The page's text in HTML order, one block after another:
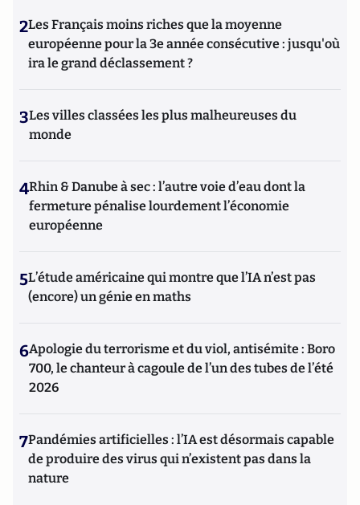
2Les Français moins riches que la moyenne
européenne pour la 3e année consécutive : jusqu'où
ira le grand déclassement ?
3Les villes classées les plus malheureuses du
monde
4Rhin & Danube à sec : l’autre voie d’eau dont la
fermeture pénalise lourdement l’économie
européenne
5L’étude américaine qui montre que l’IA n’est pas
(encore) un génie en maths
6Apologie du terrorisme et du viol, antisémite : Boro
700, le chanteur à cagoule de l’un des tubes de l’été
2026
7Pandémies artificielles : l’IA est désormais capable
de produire des virus qui n’existent pas dans la
nature